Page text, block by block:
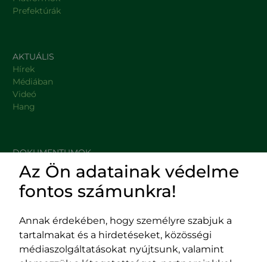
Prefektúrák
AKTUÁLIS
Hírek
Médiában
Videó
Hang
DOKUMENTUMOK
HASZNOS LINKEK
Impresszum
Adatvédelmi szabályzat
Az Ön adatainak védelme
fontos számunkra!
Annak érdekében, hogy személyre szabjuk a
tartalmakat és a hirdetéseket, közösségi
médiaszolgáltatásokat nyújtsunk, valamint